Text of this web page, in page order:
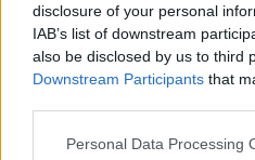
disclosure of your personal
IAB’s list of downstream
also be disclosed by us to third
Downstream Participants that
Personal Data Processing
Albums : Holy
Dio Vol.1